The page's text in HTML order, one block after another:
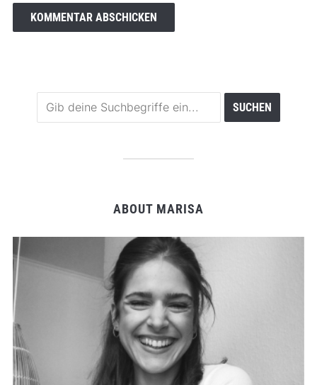
ABOUT MARISA